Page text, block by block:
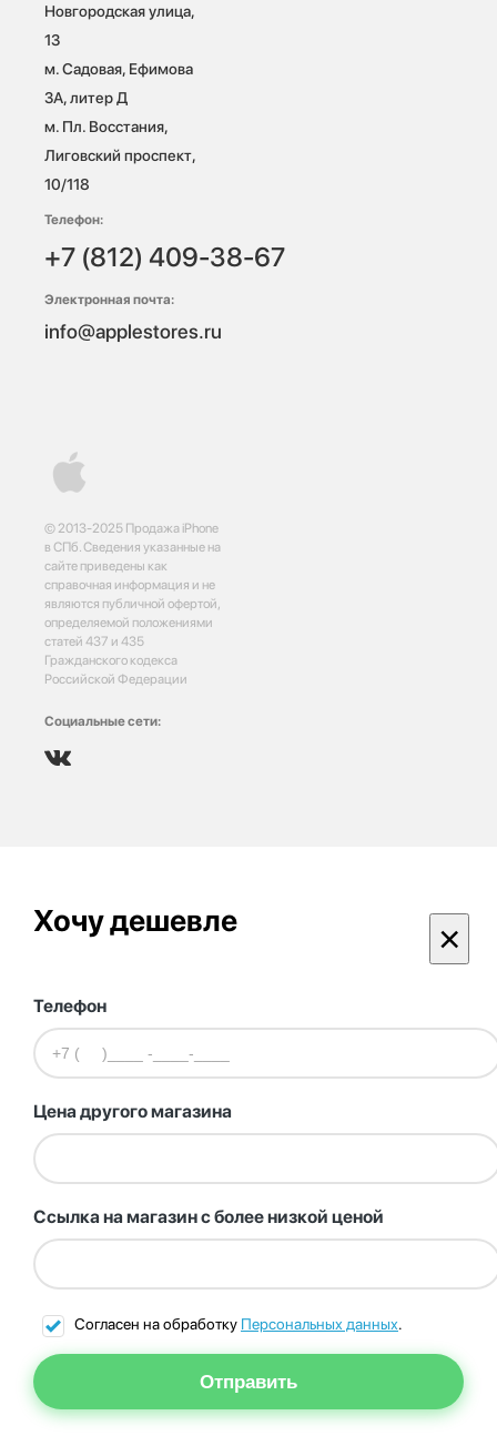
© 2013-2025 Продажа iPhone
в СПб. Сведения указанные на
сайте приведены как
справочная информация и не
являются публичной офертой,
определяемой положениями
статей 437 и 435
Гражданского кодекса
Российской Федерации
Социальные сети:
Новгородская улица,
13
м. Садовая, Ефимова
3А, литер Д
м. Пл. Восстания,
Лиговский проспект,
10/118
Телефон:
+7 (812) 409-38-67
Электронная почта:
info@applestores.ru
Хочу дешевле ×
Телефон
Цена другого магазина
Ссылка на магазин с более низкой ценой
Согласен на обработку Персональных данных.
Отправить